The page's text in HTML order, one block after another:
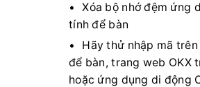
Xóa bộ nhớ đệm ứng
tính để bàn
Hãy thử nhập mã
để bàn, trang web OKX
hoặc ứng dụng di động